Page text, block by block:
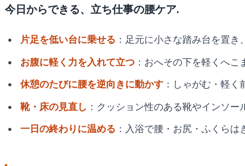
今日からできる、立ち仕事の腰ケア.
片足を低い台に乗せる ：足元に小さな踏み台を置
お腹に軽く力を入れて立つ：おへその下を軽くへこ
休憩のたびに腰を逆向きに動かす：しゃがむ・軽く
靴・床の見直し ：クッション性のある靴やインソー
一日の終わりに温める ：入浴で腰・お尻・ふくらは